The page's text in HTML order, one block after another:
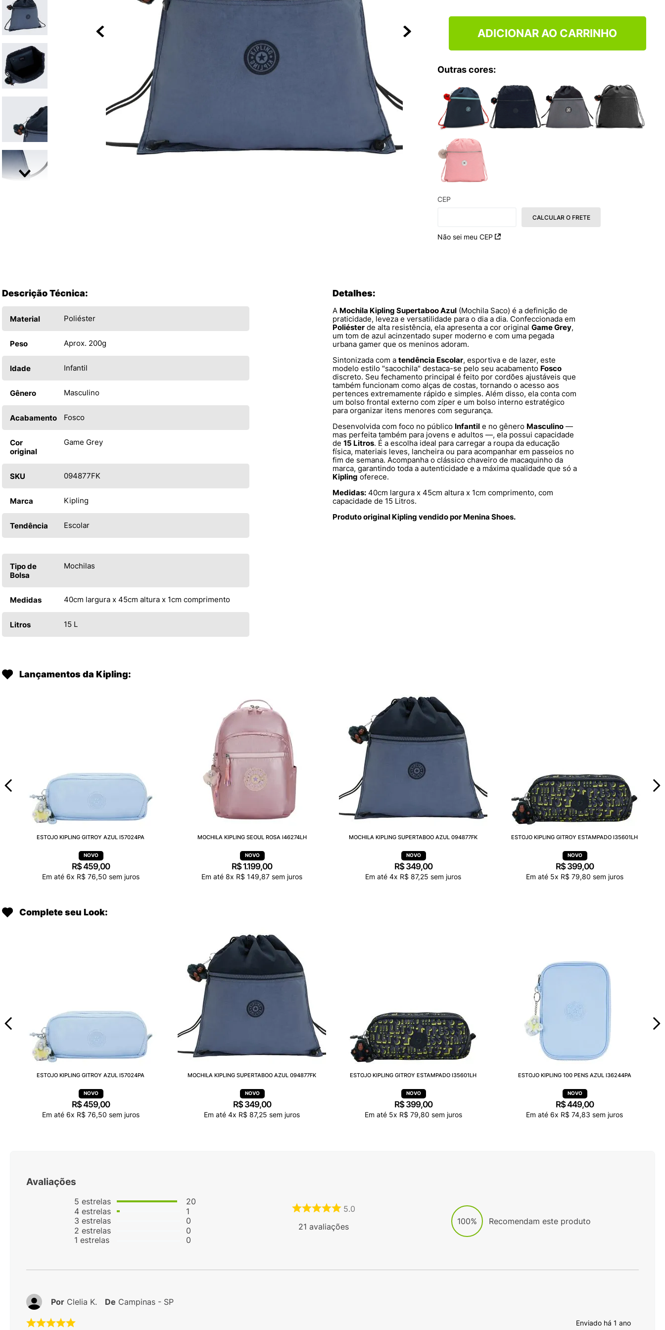
ADICIONAR AO CARRINHO
Outras cores:
CEP
Não sei meu CEP
CALCULAR O FRETE
Descrição Técnica:
Material Poliéster
Peso Aprox. 200g
Idade Infantil
Gênero Masculino
Acabamento Fosco
Cor
original
Game Grey
SKU 094877FK
Marca Kipling
Tendência Escolar
Tipo de
Bolsa
Mochilas
Medidas 40cm largura x 45cm altura x 1cm comprimento
Litros 15 L
Detalhes:
A Mochila Kipling Supertaboo Azul (Mochila Saco) é a definição de
praticidade, leveza e versatilidade para o dia a dia. Confeccionada em
Poliéster de alta resistência, ela apresenta a cor original Game Grey,
um tom de azul acinzentado super moderno e com uma pegada
urbana gamer que os meninos adoram.
Sintonizada com a tendência Escolar, esportiva e de lazer, este
modelo estilo "sacochila" destaca-se pelo seu acabamento Fosco
discreto. Seu fechamento principal é feito por cordões ajustáveis que
também funcionam como alças de costas, tornando o acesso aos
pertences extremamente rápido e simples. Além disso, ela conta com
um bolso frontal externo com zíper e um bolso interno estratégico
para organizar itens menores com segurança.
Desenvolvida com foco no público Infantil e no gênero Masculino —
mas perfeita também para jovens e adultos —, ela possui capacidade
de 15 Litros. É a escolha ideal para carregar a roupa da educação
física, materiais leves, lancheira ou para acompanhar em passeios no
fim de semana. Acompanha o clássico chaveiro de macaquinho da
marca, garantindo toda a autenticidade e a máxima qualidade que só a
Kipling oferece.
Medidas: 40cm largura x 45cm altura x 1cm comprimento, com
capacidade de 15 Litros.
Produto original Kipling vendido por Menina Shoes.
Lançamentos da Kipling:
ESTOJO KIPLING GITROY AZUL I57024PA
R$459,00
Em até 6x R$ 76,50 sem juros
MOCHILA KIPLING SEOUL ROSA I46274LH
R$ 1.199,00
Em até 8x R$ 149,87 sem juros
MOCHILA KIPLING SUPERTABOO AZUL 094877FK
R$ 349,00
Em até 4x R$ 87,25 sem juros
ESTOJO KIPLING GITROY ESTAMPADO I35601LH
R$ 399,00
Em até 5x R$ 79,80 sem juros
Complete seu Look:
ESTOJO KIPLING GITROY AZUL I57024PA
R$459,00
Em até 6x R$ 76,50 sem juros
MOCHILA KIPLING SUPERTABOO AZUL 094877FK
R$ 349,00
Em até 4x R$ 87,25 sem juros
ESTOJO KIPLING GITROY ESTAMPADO I35601LH
R$ 399,00
Em até 5x R$ 79,80 sem juros
ESTOJO KIPLING 100 PENS AZUL I36244PA
R$449,00
Em até 6x R$ 74,83 sem juros
Avaliações
5 estrelas
4 estrelas
3 estrelas
2 estrelas
1 estrelas
20
1
0
0
0
5.0
21 avaliações
100% Recomendam este produto
Enviado há 1 ano
Por Clelia K. De Campinas - SP